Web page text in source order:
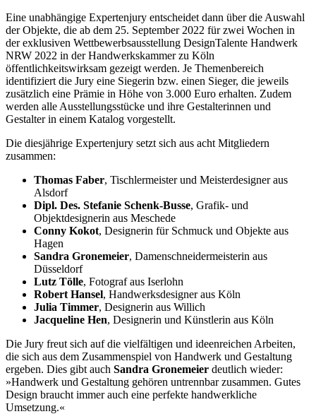
Eine unabhängige Expertenjury entscheidet dann über die Auswahl
der Objekte, die ab dem 25. September 2022 für zwei Wochen in
der exklusiven Wettbewerbsausstellung DesignTalente Handwerk
NRW 2022 in der Handwerkskammer zu Köln
öffentlichkeitswirksam gezeigt werden. Je Themenbereich
identifiziert die Jury eine Siegerin bzw. einen Sieger, die jeweils
zusätzlich eine Prämie in Höhe von 3.000 Euro erhalten. Zudem
werden alle Ausstellungsstücke und ihre Gestalterinnen und
Gestalter in einem Katalog vorgestellt.
Die diesjährige Expertenjury setzt sich aus acht Mitgliedern
zusammen:
Thomas Faber, Tischlermeister und Meisterdesigner aus
Alsdorf
Dipl. Des. Stefanie Schenk-Busse, Grafik- und
Objektdesignerin aus Meschede
Conny Kokot, Designerin für Schmuck und Objekte aus
Hagen
Sandra Gronemeier, Damenschneidermeisterin aus
Düsseldorf
Lutz Tölle, Fotograf aus Iserlohn
Robert Hansel, Handwerksdesigner aus Köln
Julia Timmer, Designerin aus Willich
Jacqueline Hen, Designerin und Künstlerin aus Köln
Die Jury freut sich auf die vielfältigen und ideenreichen Arbeiten,
die sich aus dem Zusammenspiel von Handwerk und Gestaltung
ergeben. Dies gibt auch Sandra Gronemeier deutlich wieder:
»Handwerk und Gestaltung gehören untrennbar zusammen. Gutes
Design braucht immer auch eine perfekte handwerkliche
Umsetzung.«